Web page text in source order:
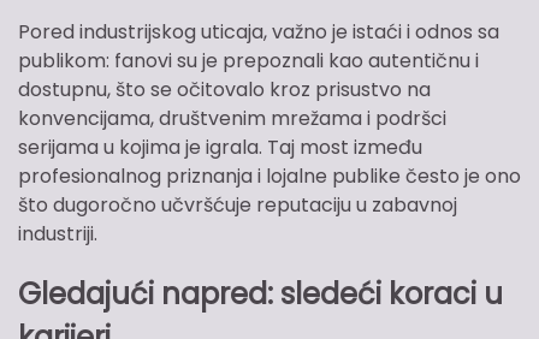
Pored industrijskog uticaja, važno je istaći i odnos sa
publikom: fanovi su je prepoznali kao autentičnu i
dostupnu, što se očitovalo kroz prisustvo na
konvencijama, društvenim mrežama i podršci
serijama u kojima je igrala. Taj most između
profesionalnog priznanja i lojalne publike često je ono
što dugoročno učvršćuje reputaciju u zabavnoj
industriji.
Gledajući napred: sledeći koraci u